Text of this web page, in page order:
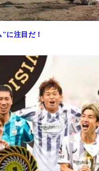
に注目だ！